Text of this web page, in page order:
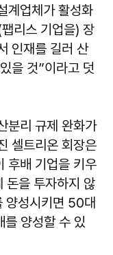
계업체가 활성화
리스 기업을) 장
인재를 길러 산
을 것”이라고 덧
분리 규제 완화가
셀트리온 회장은
후배 기업을 키우
돈을 투자하지 않
양성시키면 50대
양성할 수 있